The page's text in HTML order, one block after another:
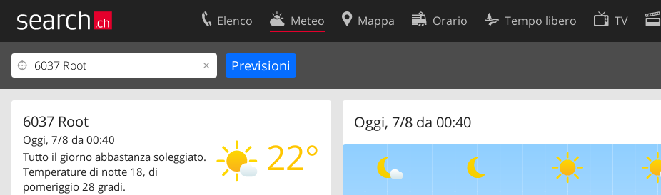
Elenco Meteo Mappa Orario Tempo libero TV
6037 Root
22°
Oggi, 7/8 da 00:40
Tutto il giorno abbastanza soleggiato.
Temperature di notte 18, di
pomeriggio 28 gradi.
Oggi, 7/8 da 00:40
Il vostro profolio
Area clienti
Contatti
Condizioni d’uso
Preferenze cookie